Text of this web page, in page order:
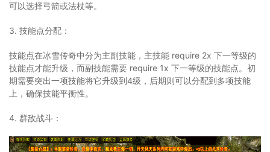
可以选择弓箭或法杖等。
3. 技能点分配：
技能点在冰雪传奇中分为主副技能，主技能 require 2x 下一等级的
技能点才能升级，而副技能需要 require 1x 下一等级的技能点。初
期需要突出一项技能将它升级到4级，后期则可以分配到多项技能
上，确保技能平衡性。
4. 群敌战斗：